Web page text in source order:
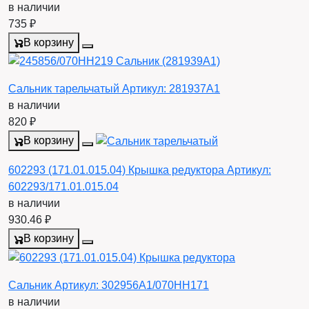
в наличии
735 ₽
В корзину
Сальник тарельчатый Артикул: 281937A1
в наличии
820 ₽
В корзину
602293 (171.01.015.04) Крышка редуктора Артикул:
602293/171.01.015.04
в наличии
930.46 ₽
В корзину
Сальник Артикул: 302956А1/070HH171
в наличии